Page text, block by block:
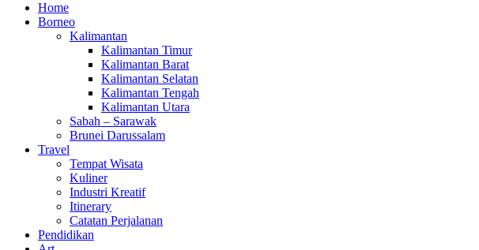
Home
Borneo
Kalimantan
Kalimantan Timur
Kalimantan Barat
Kalimantan Selatan
Kalimantan Tengah
Kalimantan Utara
Sabah – Sarawak
Brunei Darussalam
Travel
Tempat Wisata
Kuliner
Industri Kreatif
Itinerary
Catatan Perjalanan
Pendidikan